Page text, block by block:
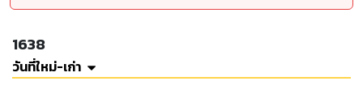
1638
วันที่ใหม่-เก่า